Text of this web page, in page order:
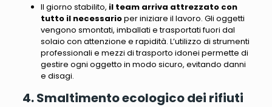
Il giorno stabilito, il team arriva attrezzato con
tutto il necessarioper iniziare il lavoro. Gli oggetti
vengono smontati, imballati e trasportati fuori dal
solaio con attenzione e rapidità. L’utilizzo di strumenti
professionali e mezzi di trasporto idonei permette di
gestire ogni oggetto in modo sicuro, evitando danni
e disagi.
4. Smaltimento ecologico dei rifiuti